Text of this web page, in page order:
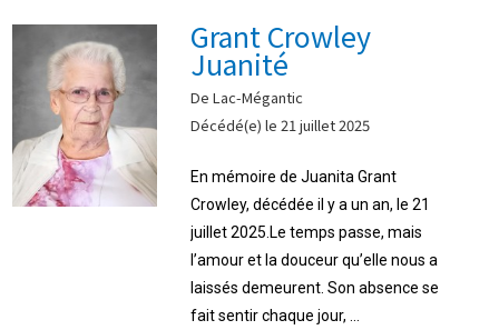
Grant Crowley
Juanité
De Lac-Mégantic
Décédé(e) le 21 juillet 2025
En mémoire de Juanita Grant
Crowley, décédée il y a un an, le 21
juillet 2025.Le temps passe, mais
l’amour et la douceur qu’elle nous a
laissés demeurent. Son absence se
fait sentir chaque jour, ...